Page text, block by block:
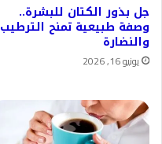
جل بذور الكتان للبشرة..
وصفة طبيعية تمنح الترطيب
والنضارة
يونيو 16, 2026